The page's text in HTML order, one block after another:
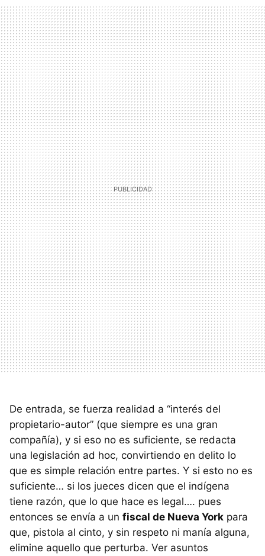
De entrada, se fuerza realidad a “interés del
propietario-autor” (que siempre es una gran
compañía), y si eso no es suficiente, se redacta
una legislación ad hoc, convirtiendo en delito lo
que es simple relación entre partes. Y si esto no es
suficiente… si los jueces dicen que el indígena
tiene razón, que lo que hace es legal…. pues
entonces se envía a un fiscal de Nueva York para
que, pistola al cinto, y sin respeto ni manía alguna,
elimine aquello que perturba. Ver asuntos